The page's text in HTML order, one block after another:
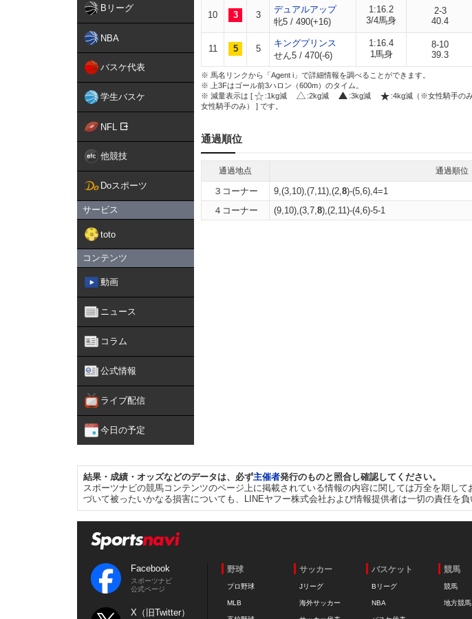
Bリーグ
NBA
バスケ代表
学生バスケ
NFL
他競技
Doスポーツ
サービス
toto
コンテンツ
動画
ニュース
コラム
公式情報
ライブ配信
今日の予定
10 3 3
デュアルアップ
牝5 / 490(+16)
1:16.2
3/4馬身
2-3
40.4
11 5 5
キングプリンス
せん5 / 470(-6)
1:16.4
1馬身
8-10
39.3
※ 馬名リンクから「Agent i」で詳細情報を調べることができます。
※ 上3Fはゴール前3ハロン（600m）のタイム。
※ 減量表示は [
:1kg減 :2kg減 :3kg減 :4kg減（※女性騎手の
女性騎手のみ） ] です。
通過順位
通過地点 通過順位
３コーナー 9,(3,10),(7,11),(2,8)-(5,6),4=1
４コーナー
(9,10),(3,7,8),(2,11)-(4,6)-5-1
結果・成績・オッズなどのデータは、必ず主催者発行のものと照合し確認してください。
スポーツナビの競馬コンテンツのページ上に掲載されている情報の内容に関しては万全を期し
づいて被ったいかなる損害についても、LINEヤフー株式会社および情報提供者は一切の責任を負
Facebook
スポーツナビ
公式ページ
X（旧Twitter）
野球
プロ野球
MLB
サッカー
Jリーグ
海外サッカー
バスケット
Bリーグ
NBA
競馬
競馬
地方競馬